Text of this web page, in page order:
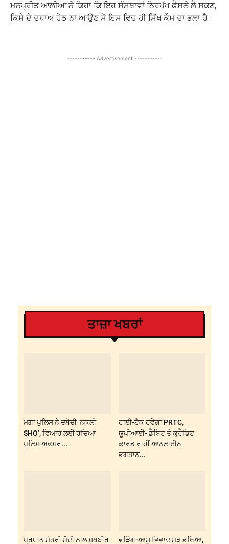
ਮਨਪ੍ਰੀਤ ਆਲੀਆ ਨੇ ਕਿਹਾ ਕਿ ਇਹ ਸੰਸਥਾਵਾਂ ਨਿਰਪੱਖ ਫ਼ੈਸਲੇ ਲੈ ਸਕਣ,
ਕਿਸੇ ਦੇ ਦਬਾਅ ਹੇਠ ਨਾ ਆਉਣ ਸੋ ਇਸ ਵਿਚ ਹੀ ਸਿੱਖ ਕੌਮ ਦਾ ਭਲਾ ਹੈ।
----------- Advertisement -----------
ਤਾਜ਼ਾ ਖਬਰਾਂ
ਮੋਗਾ ਪੁਲਿਸ ਨੇ ਦਬੋਚੀ ‘ਨਕਲੀ
SHO’, ਵਿਆਹ ਲਈ ਰਚਿਆ
ਪੁਲਿਸ ਅਫਸਰ...
ਹਾਈ-ਟੈਕ ਹੋਵੇਗਾ PRTC,
ਯੂਪੀਆਈ- ਡੈਬਿਟ ਤੇ ਕ੍ਰੈਡਿਟ
ਕਾਰਡ ਰਾਹੀਂ ਆਨਲਾਈਨ
ਭੁਗਤਾਨ...
ਪ੍ਰਧਾਨ ਮੰਤਰੀ ਮੋਦੀ ਨਾਲ ਸੁਖਬੀਰ ਵੜਿੰਗ-ਆਸ਼ੂ ਵਿਵਾਦ ਮੁੜ ਭਖਿਆ,